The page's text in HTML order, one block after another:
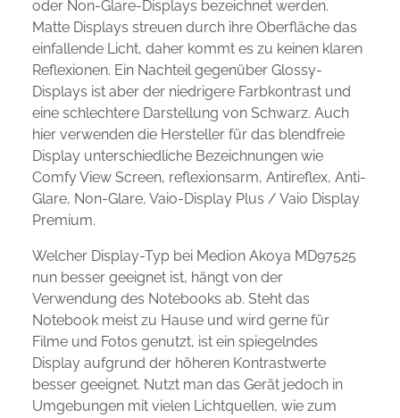
oder Non-Glare-Displays bezeichnet werden.
Matte Displays streuen durch ihre Oberfläche das
einfallende Licht, daher kommt es zu keinen klaren
Reflexionen. Ein Nachteil gegenüber Glossy-
Displays ist aber der niedrigere Farbkontrast und
eine schlechtere Darstellung von Schwarz. Auch
hier verwenden die Hersteller für das blendfreie
Display unterschiedliche Bezeichnungen wie
Comfy View Screen, reflexionsarm, Antireflex, Anti-
Glare, Non-Glare, Vaio-Display Plus / Vaio Display
Premium.
Welcher Display-Typ bei Medion Akoya MD97525
nun besser geeignet ist, hängt von der
Verwendung des Notebooks ab. Steht das
Notebook meist zu Hause und wird gerne für
Filme und Fotos genutzt, ist ein spiegelndes
Display aufgrund der höheren Kontrastwerte
besser geeignet. Nutzt man das Gerät jedoch in
Umgebungen mit vielen Lichtquellen, wie zum